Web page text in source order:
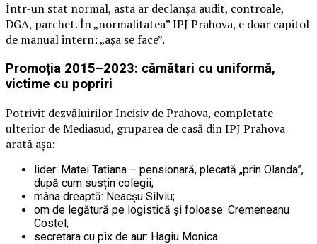
Într-un stat normal, asta ar declanșa audit, controale,
DGA, parchet. În „normalitatea” IPJ Prahova, e doar capitol
de manual intern: „așa se face”.
Promoția 2015–2023: cămătari cu uniformă,
victime cu popriri
Potrivit dezvăluirilor Incisiv de Prahova, completate
ulterior de Mediasud, gruparea de casă din IPJ Prahova
arată așa:
lider: Matei Tatiana – pensionară, plecată „prin Olanda”,
după cum susțin colegii;
mâna dreaptă: Neacșu Silviu;
om de legătură pe logistică și foloase: Cremeneanu
Costel;
secretara cu pix de aur: Hagiu Monica.